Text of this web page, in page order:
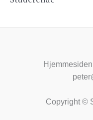
Copyright ©